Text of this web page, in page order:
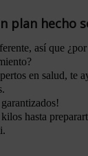
plan hecho
así que
en salud, te
hasta